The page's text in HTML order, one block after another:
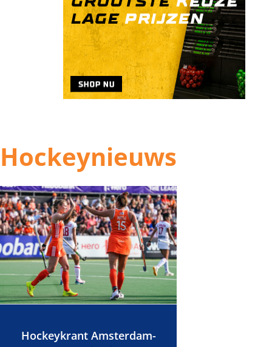
Hockeynieuws
Hockeykrant Amsterdam-